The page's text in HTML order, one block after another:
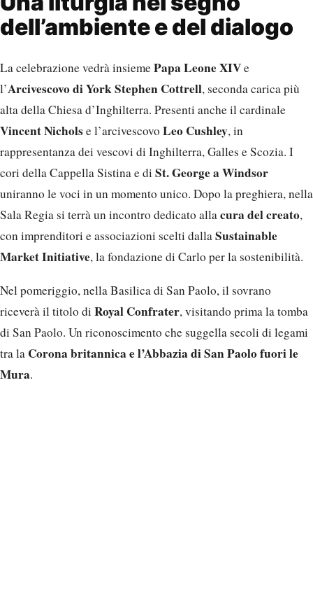
dell’ambiente e del dialogo
La celebrazione vedrà insiemePapa Leone XIVe
l’Arcivescovo di York Stephen Cottrell, seconda carica più
alta della Chiesa d’Inghilterra. Presenti anche il cardinale
Vincent Nicholse l’arcivescovo Leo Cushley, in
rappresentanza dei vescovi di Inghilterra, Galles e Scozia. I
cori della Cappella Sistina e di St. George a Windsor
uniranno le voci in un momento unico. Dopo la preghiera, nella
Sala Regia si terrà un incontro dedicato allacura del creato,
con imprenditori e associazioni scelti dallaSustainable
Market Initiative, la fondazione di Carlo per la sostenibilità.
Nel pomeriggio, nella Basilica di San Paolo, il sovrano
riceverà il titolo di Royal Confrater, visitando prima la tomba
di San Paolo. Un riconoscimento che suggella secoli di legami
tra la Corona britannica e l’Abbazia di San Paolo fuori le
Mura.